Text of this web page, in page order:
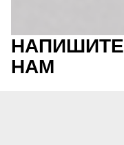
НАПИШИТЕ
НАМ